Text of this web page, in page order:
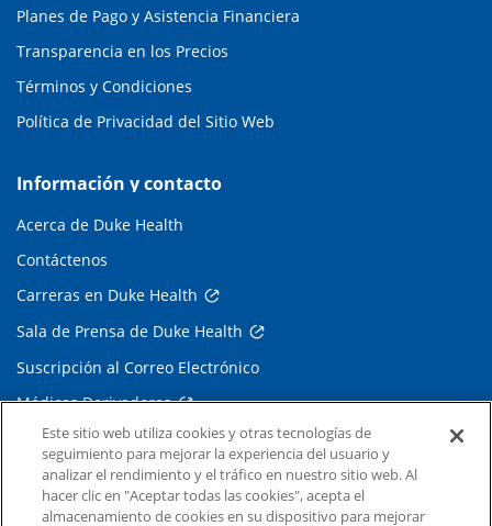
Planes de Pago y Asistencia Financiera
Transparencia en los Precios
Términos y Condiciones
Política de Privacidad del Sitio Web
Información y contacto
Acerca de Duke Health
Contáctenos
Carreras en Duke Health
Sala de Prensa de Duke Health
Suscripción al Correo Electrónico
Médicos Derivadores
Enlaces relacionados
Duke Cancer Institute
Este sitio web utiliza cookies y otras tecnologías de
seguimiento para mejorar la experiencia del usuario y
analizar el rendimiento y el tráfico en nuestro sitio web. Al
hacer clic en "Aceptar todas las cookies", acepta el
almacenamiento de cookies en su dispositivo para mejorar